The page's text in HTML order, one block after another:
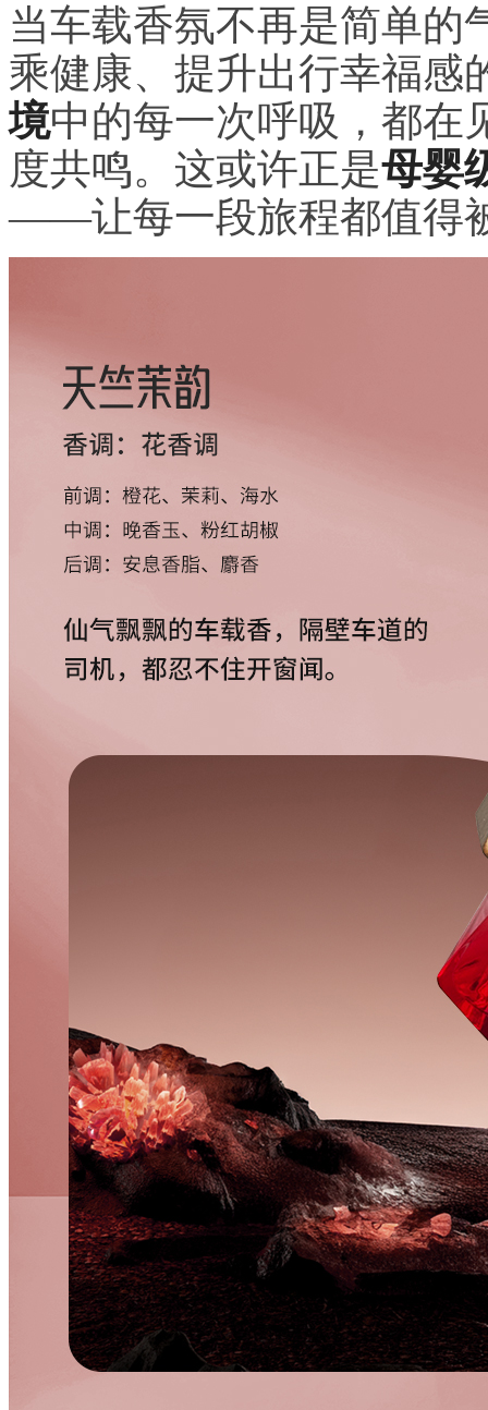
当车载香氛不再是简单的
乘健康、提升出行幸福感
境中的每一次呼吸，都在
度共鸣。这或许正是母婴
——让每一段旅程都值得